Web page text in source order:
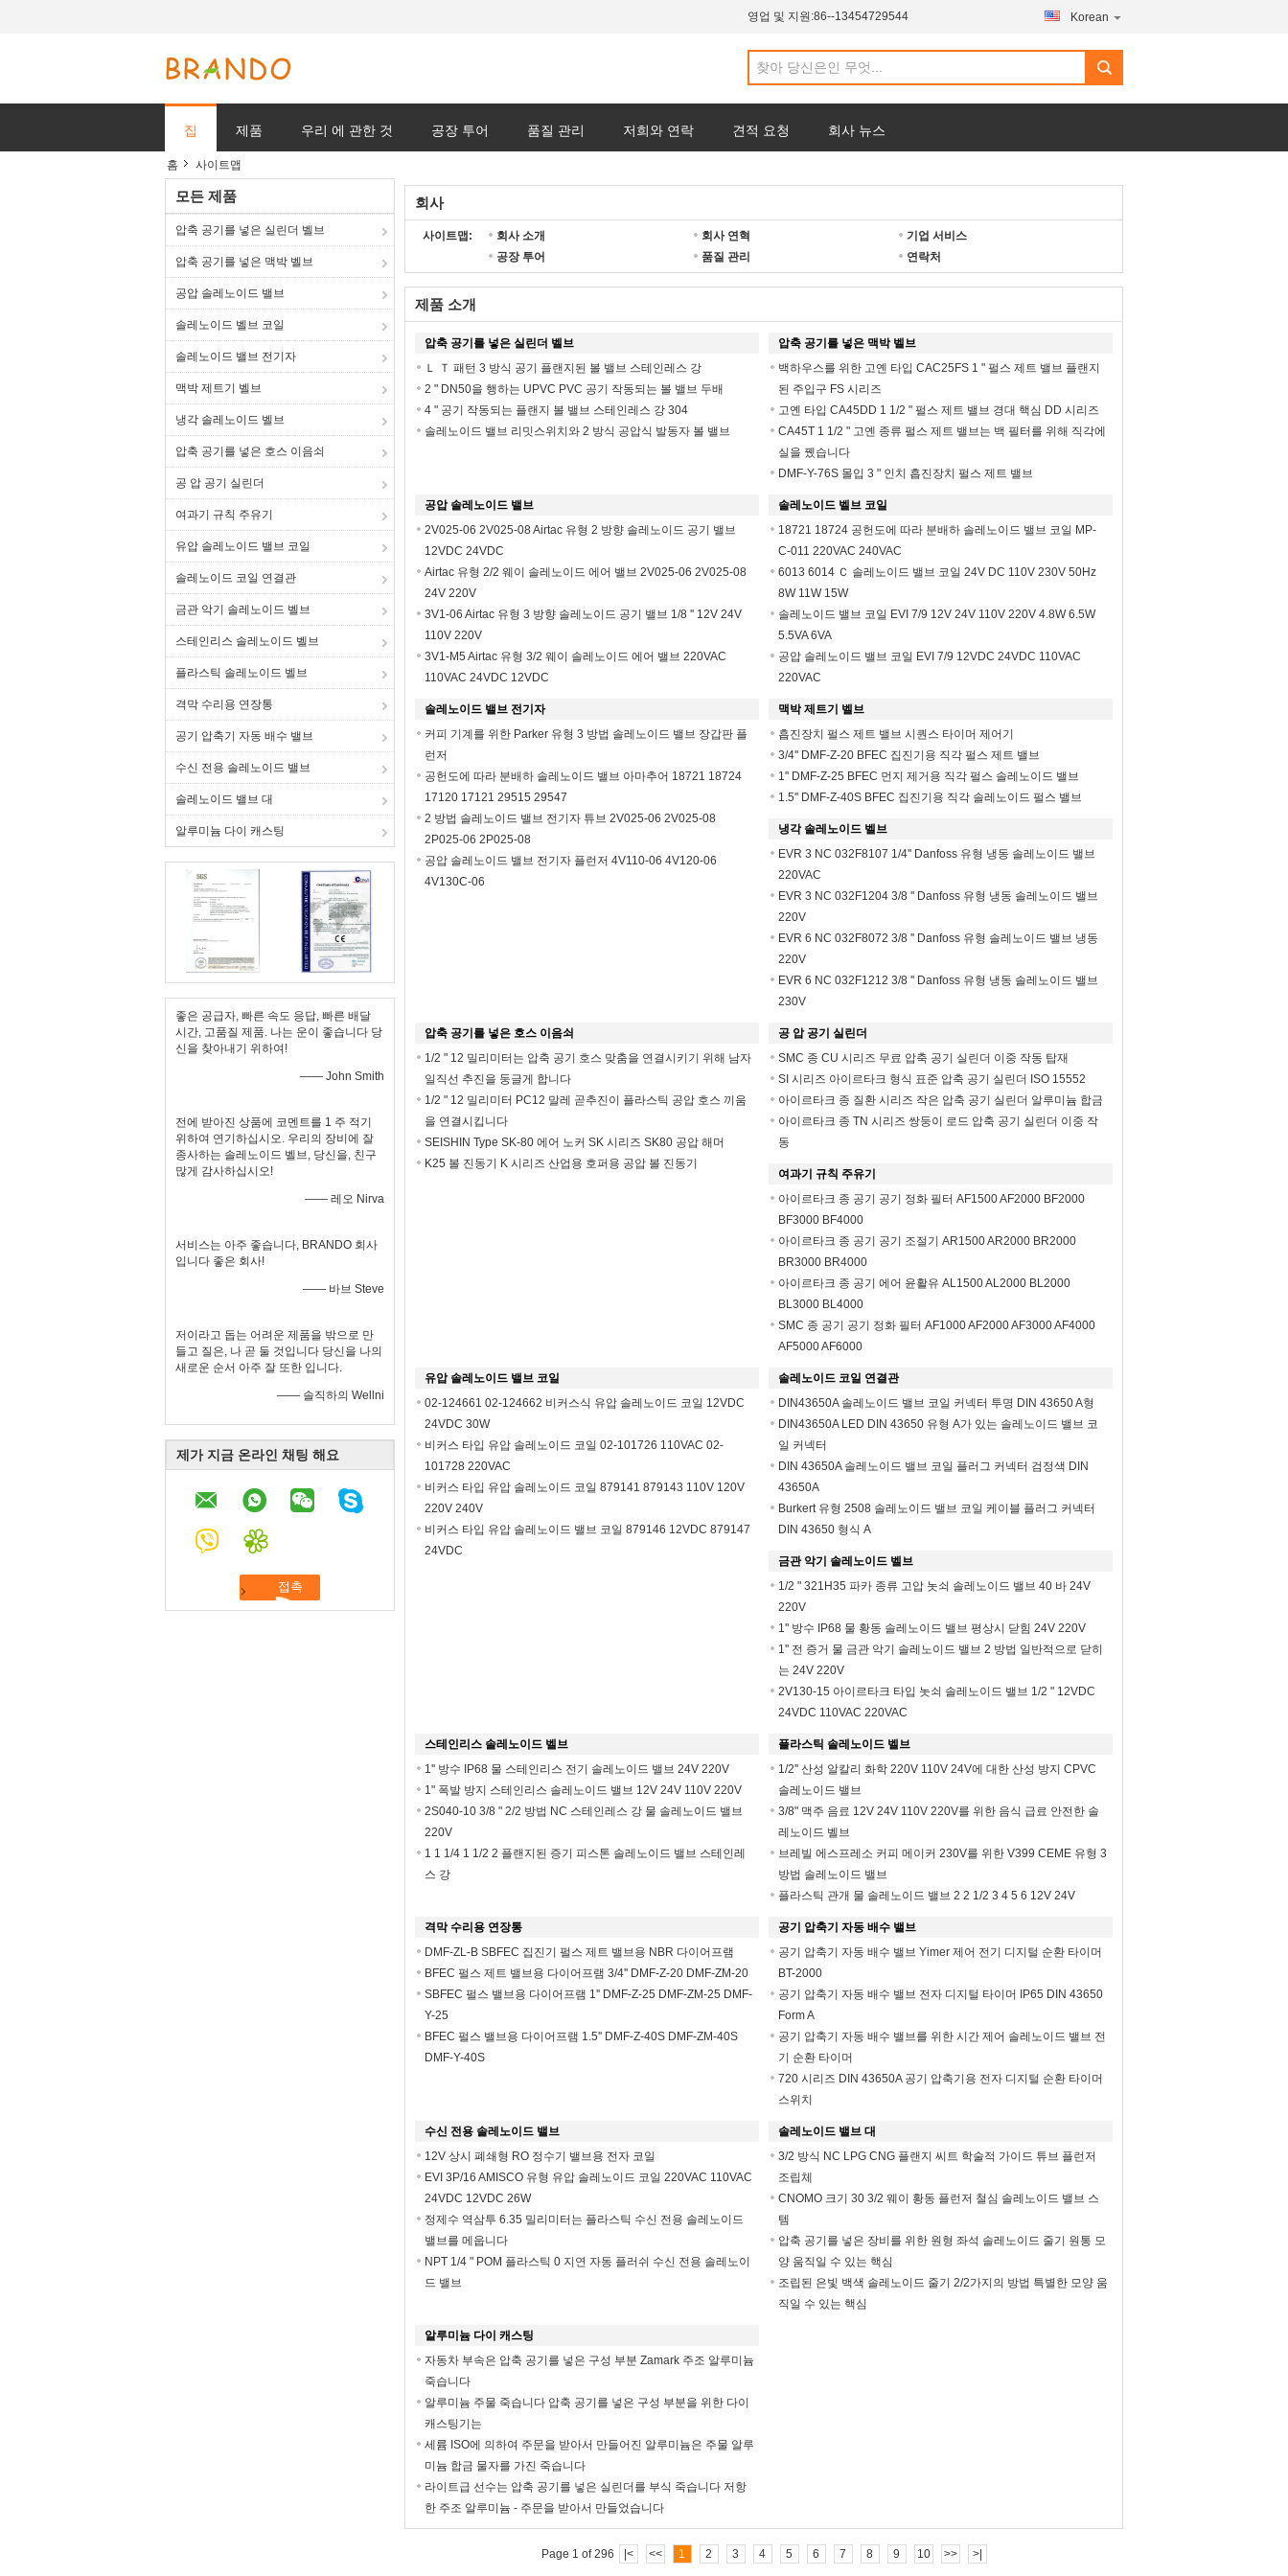
영업 및 지원:86--13454729544 Korean
집 제품 우리 에 관한 것 공장 투어 품질 관리 저희와 연락 견적 요청 회사 뉴스
홈 사이트맵
모든 제품
압축 공기를 넣은 실린더 벨브
압축 공기를 넣은 맥박 벨브
공압 솔레노이드 밸브
솔레노이드 벨브 코일
솔레노이드 밸브 전기자
맥박 제트기 벨브
냉각 솔레노이드 벨브
압축 공기를 넣은 호스 이음쇠
공 압 공기 실린더
여과기 규칙 주유기
유압 솔레노이드 밸브 코일
솔레노이드 코일 연결관
금관 악기 솔레노이드 벨브
스테인리스 솔레노이드 벨브
플라스틱 솔레노이드 벨브
격막 수리용 연장통
공기 압축기 자동 배수 밸브
수신 전용 솔레노이드 밸브
솔레노이드 밸브 대
알루미늄 다이 캐스팅
좋은 공급자, 빠른 속도 응답, 빠른 배달
시간, 고품질 제품. 나는 운이 좋습니다 당
신을 찾아내기 위하여!
—— John Smith
전에 받아진 상품에 코멘트를 1 주 적기
위하여 연기하십시오. 우리의 장비에 잘
종사하는 솔레노이드 벨브, 당신을, 친구
많게 감사하십시오!
—— 레오 Nirva
서비스는 아주 좋습니다, BRANDO 회사
입니다 좋은 회사!
—— 바브 Steve
저이라고 돕는 어려운 제품을 밖으로 만
들고 질은, 나 곧 둘 것입니다 당신을 나의
새로운 순서 아주 잘 또한 입니다.
—— 솔직하의 Wellni
제가 지금 온라인 채팅 해요
회사
사이트맵: 회사 소개 회사 연혁
기업 서비스
공장 투어
품질 관리 연락처
제품 소개
압축 공기를 넣은 실린더 벨브
Ｌ Ｔ 패턴 3 방식 공기 플랜지된 볼 밸브 스테인레스 강
2 " DN50을 행하는 UPVC PVC 공기 작동되는 볼 밸브 두배
4 " 공기 작동되는 플랜지 볼 밸브 스테인레스 강 304
솔레노이드 밸브 리밋스위치와 2 방식 공압식 발동자 볼 밸브
압축 공기를 넣은 맥박 벨브
백하우스를 위한 고옌 타입 CAC25FS 1 " 펄스 제트 밸브 플랜지
된 주입구 FS 시리즈
고옌 타입 CA45DD 1 1/2 " 펄스 제트 밸브 경대 핵심 DD 시리즈
CA45T 1 1/2 " 고옌 종류 펄스 제트 밸브는 백 필터를 위해 직각에
실을 뀄습니다
DMF-Y-76S 몰입 3 " 인치 흡진장치 펄스 제트 밸브
공압 솔레노이드 밸브
2V025-06 2V025-08 Airtac 유형 2 방향 솔레노이드 공기 밸브
12VDC 24VDC
Airtac 유형 2/2 웨이 솔레노이드 에어 밸브 2V025-06 2V025-08
24V 220V
3V1-06 Airtac 유형 3 방향 솔레노이드 공기 밸브 1/8 '' 12V 24V
110V 220V
3V1-M5 Airtac 유형 3/2 웨이 솔레노이드 에어 밸브 220VAC
110VAC 24VDC 12VDC
솔레노이드 벨브 코일
18721 18724 공헌도에 따라 분배하 솔레노이드 밸브 코일 MP-
C-011 220VAC 240VAC
6013 6014 Ｃ 솔레노이드 밸브 코일 24V DC 110V 230V 50Hz
8W 11W 15W
솔레노이드 밸브 코일 EVI 7/9 12V 24V 110V 220V 4.8W 6.5W
5.5VA 6VA
공압 솔레노이드 밸브 코일 EVI 7/9 12VDC 24VDC 110VAC
220VAC
솔레노이드 밸브 전기자
커피 기계를 위한 Parker 유형 3 방법 솔레노이드 밸브 장갑판 플
런저
공헌도에 따라 분배하 솔레노이드 밸브 아마추어 18721 18724
17120 17121 29515 29547
2 방법 솔레노이드 밸브 전기자 튜브 2V025-06 2V025-08
2P025-06 2P025-08
공압 솔레노이드 밸브 전기자 플런저 4V110-06 4V120-06
4V130C-06
맥박 제트기 벨브
흡진장치 펄스 제트 밸브 시퀀스 타이머 제어기
3/4'' DMF-Z-20 BFEC 집진기용 직각 펄스 제트 밸브
1'' DMF-Z-25 BFEC 먼지 제거용 직각 펄스 솔레노이드 밸브
1.5'' DMF-Z-40S BFEC 집진기용 직각 솔레노이드 펄스 밸브
냉각 솔레노이드 벨브
EVR 3 NC 032F8107 1/4'' Danfoss 유형 냉동 솔레노이드 밸브
220VAC
EVR 3 NC 032F1204 3/8 '' Danfoss 유형 냉동 솔레노이드 밸브
220V
EVR 6 NC 032F8072 3/8 '' Danfoss 유형 솔레노이드 밸브 냉동
220V
EVR 6 NC 032F1212 3/8 '' Danfoss 유형 냉동 솔레노이드 밸브
230V
압축 공기를 넣은 호스 이음쇠
1/2 " 12 밀리미터는 압축 공기 호스 맞춤을 연결시키기 위해 남자
일직선 추진을 둥글게 합니다
1/2 " 12 밀리미터 PC12 말레 곧추진이 플라스틱 공압 호스 끼움
을 연결시킵니다
SEISHIN Type SK-80 에어 노커 SK 시리즈 SK80 공압 해머
K25 볼 진동기 K 시리즈 산업용 호퍼용 공압 볼 진동기
공 압 공기 실린더
SMC 종 CU 시리즈 무료 압축 공기 실린더 이중 작동 탑재
SI 시리즈 아이르타크 형식 표준 압축 공기 실린더 ISO 15552
아이르타크 종 질환 시리즈 작은 압축 공기 실린더 알루미늄 합금
아이르타크 종 TN 시리즈 쌍둥이 로드 압축 공기 실린더 이중 작
동
여과기 규칙 주유기
아이르타크 종 공기 공기 정화 필터 AF1500 AF2000 BF2000
BF3000 BF4000
아이르타크 종 공기 공기 조절기 AR1500 AR2000 BR2000
BR3000 BR4000
아이르타크 종 공기 에어 윤활유 AL1500 AL2000 BL2000
BL3000 BL4000
SMC 종 공기 공기 정화 필터 AF1000 AF2000 AF3000 AF4000
AF5000 AF6000
유압 솔레노이드 밸브 코일
02-124661 02-124662 비커스식 유압 솔레노이드 코일 12VDC
24VDC 30W
비커스 타입 유압 솔레노이드 코일 02-101726 110VAC 02-
101728 220VAC
비커스 타입 유압 솔레노이드 코일 879141 879143 110V 120V
220V 240V
비커스 타입 유압 솔레노이드 밸브 코일 879146 12VDC 879147
24VDC
솔레노이드 코일 연결관
DIN43650A 솔레노이드 밸브 코일 커넥터 투명 DIN 43650 A형
DIN43650A LED DIN 43650 유형 A가 있는 솔레노이드 밸브 코
일 커넥터
DIN 43650A 솔레노이드 밸브 코일 플러그 커넥터 검정색 DIN
43650A
Burkert 유형 2508 솔레노이드 밸브 코일 케이블 플러그 커넥터
DIN 43650 형식 A
금관 악기 솔레노이드 벨브
1/2 " 321H35 파카 종류 고압 놋쇠 솔레노이드 밸브 40 바 24V
220V
1'' 방수 IP68 물 황동 솔레노이드 밸브 평상시 닫힘 24V 220V
1'' 전 증거 물 금관 악기 솔레노이드 밸브 2 방법 일반적으로 닫히
는 24V 220V
2V130-15 아이르타크 타입 놋쇠 솔레노이드 밸브 1/2 " 12VDC
24VDC 110VAC 220VAC
스테인리스 솔레노이드 벨브
1'' 방수 IP68 물 스테인리스 전기 솔레노이드 밸브 24V 220V
1" 폭발 방지 스테인리스 솔레노이드 밸브 12V 24V 110V 220V
2S040-10 3/8 " 2/2 방법 NC 스테인레스 강 물 솔레노이드 밸브
220V
1 1 1/4 1 1/2 2 플랜지된 증기 피스톤 솔레노이드 밸브 스테인레
스 강
플라스틱 솔레노이드 벨브
1/2'' 산성 알칼리 화학 220V 110V 24V에 대한 산성 방지 CPVC
솔레노이드 밸브
3/8" 맥주 음료 12V 24V 110V 220V를 위한 음식 급료 안전한 솔
레노이드 벨브
브레빌 에스프레소 커피 메이커 230V를 위한 V399 CEME 유형 3
방법 솔레노이드 밸브
플라스틱 관개 물 솔레노이드 밸브 2 2 1/2 3 4 5 6 12V 24V
격막 수리용 연장통
DMF-ZL-B SBFEC 집진기 펄스 제트 밸브용 NBR 다이어프램
BFEC 펄스 제트 밸브용 다이어프램 3/4'' DMF-Z-20 DMF-ZM-20
SBFEC 펄스 밸브용 다이어프램 1'' DMF-Z-25 DMF-ZM-25 DMF-
Y-25
BFEC 펄스 밸브용 다이어프램 1.5'' DMF-Z-40S DMF-ZM-40S
DMF-Y-40S
공기 압축기 자동 배수 밸브
공기 압축기 자동 배수 밸브 Yimer 제어 전기 디지털 순환 타이머
BT-2000
공기 압축기 자동 배수 밸브 전자 디지털 타이머 IP65 DIN 43650
Form A
공기 압축기 자동 배수 밸브를 위한 시간 제어 솔레노이드 밸브 전
기 순환 타이머
720 시리즈 DIN 43650A 공기 압축기용 전자 디지털 순환 타이머
스위치
수신 전용 솔레노이드 밸브
12V 상시 폐쇄형 RO 정수기 밸브용 전자 코일
EVI 3P/16 AMISCO 유형 유압 솔레노이드 코일 220VAC 110VAC
24VDC 12VDC 26W
정제수 역삼투 6.35 밀리미터는 플라스틱 수신 전용 솔레노이드
밸브를 메웁니다
NPT 1/4 " POM 플라스틱 0 지연 자동 플러쉬 수신 전용 솔레노이
드 밸브
솔레노이드 밸브 대
3/2 방식 NC LPG CNG 플랜지 씨트 학술적 가이드 튜브 플런저
조립체
CNOMO 크기 30 3/2 웨이 황동 플런저 철심 솔레노이드 밸브 스
템
압축 공기를 넣은 장비를 위한 원형 좌석 솔레노이드 줄기 원통 모
양 움직일 수 있는 핵심
조립된 은빛 백색 솔레노이드 줄기 2/2가지의 방법 특별한 모양 움
직일 수 있는 핵심
알루미늄 다이 캐스팅
자동차 부속은 압축 공기를 넣은 구성 부분 Zamark 주조 알루미늄
죽습니다
알루미늄 주물 죽습니다 압축 공기를 넣은 구성 부분을 위한 다이
캐스팅기는
세륨 ISO에 의하여 주문을 받아서 만들어진 알루미늄은 주물 알루
미늄 합금 물자를 가진 죽습니다
라이트급 선수는 압축 공기를 넣은 실린더를 부식 죽습니다 저항
한 주조 알루미늄 - 주문을 받아서 만들었습니다
Page 1 of 296 |< << 1 2 3 4 5 6 7 8 9 10 >> >|